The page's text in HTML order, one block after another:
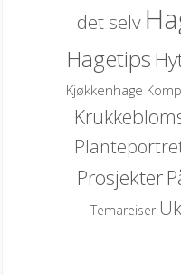
det selv
Hagetips
Kjøkkenhage
Prosjekter
Temareiser